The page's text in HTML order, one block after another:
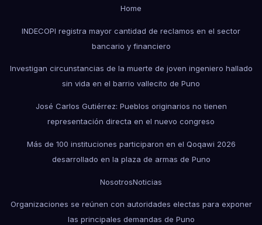
Home
INDECOPI registra mayor cantidad de reclamos en el sector
bancario y financiero
Investigan circunstancias de la muerte de joven ingeniero hallado
sin vida en el barrio vallecito de Puno
José Carlos Gutiérrez: Pueblos originarios no tienen
representación directa en el nuevo congreso
Más de 100 instituciones participaron en el Qoqawi 2026
desarrollado en la plaza de armas de Puno
NosotrosNoticias
Organizaciones se reúnen con autoridades electas para exponer
las principales demandas de Puno